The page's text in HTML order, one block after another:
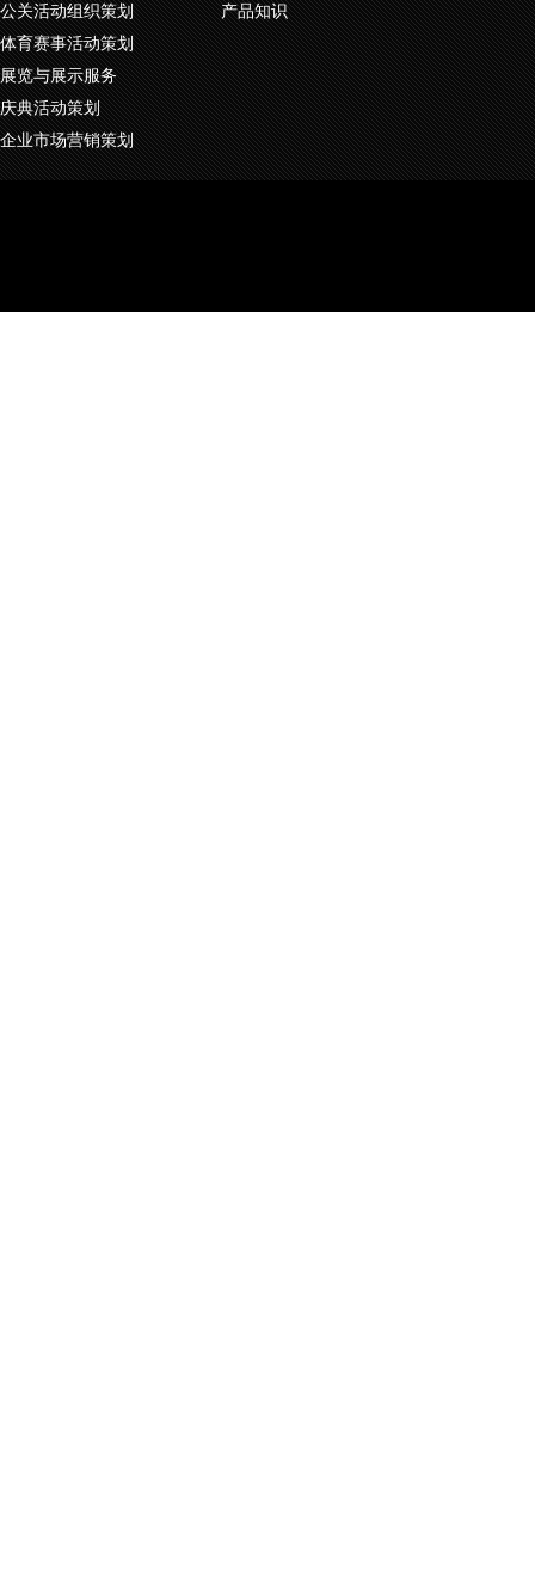
公关活动组织策划
体育赛事活动策划
展览与展示服务
庆典活动策划
企业市场营销策划
产品知识